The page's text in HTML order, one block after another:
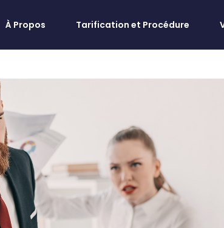
À Propos Tarification et Procédure